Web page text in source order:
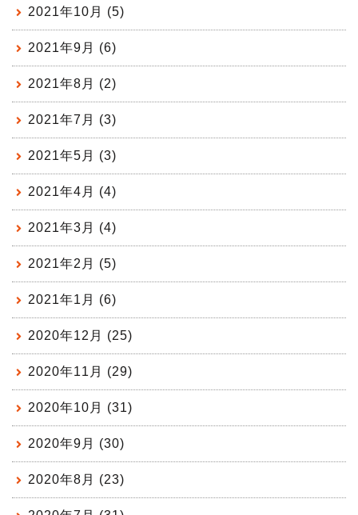
2021年10月 (5)
2021年9月 (6)
2021年8月 (2)
2021年7月 (3)
2021年5月 (3)
2021年4月 (4)
2021年3月 (4)
2021年2月 (5)
2021年1月 (6)
2020年12月 (25)
2020年11月 (29)
2020年10月 (31)
2020年9月 (30)
2020年8月 (23)